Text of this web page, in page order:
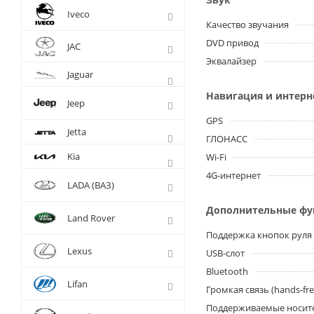
Качество звучания
DVD привод
Эквалайзер
Навигация и
GPS
ГЛОНАСС
Wi-Fi
4G-интернет
Дополнительные
Поддержка кнопок руля
USB-слот
Bluetooth
Громкая связь (hands-
Поддерживаемые
Iveco
JAC
Jaguar
Jeep
Jetta
Kia
LADA (ВАЗ)
Land Rover
Lexus
Lifan